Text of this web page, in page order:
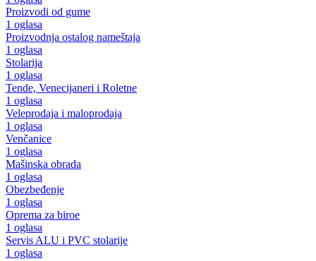
Proizvodi od gume
1 oglasa
Proizvodnja ostalog nameštaja
1 oglasa
Stolarija
1 oglasa
Tende, Venecijaneri i Roletne
1 oglasa
Veleprodaja i maloprodaja
1 oglasa
Venčanice
1 oglasa
Mašinska obrada
1 oglasa
Obezbeđenje
1 oglasa
Oprema za biroe
1 oglasa
Servis ALU i PVC stolarije
1 oglasa